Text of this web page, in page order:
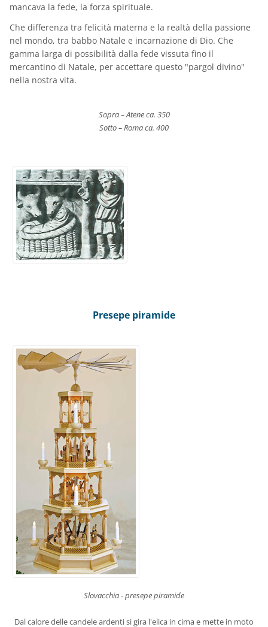
mancava la fede, la forza spirituale.
Che differenza tra felicità materna e la realtà della passione
nel mondo, tra babbo Natale e incarnazione di Dio. Che
gamma larga di possibilità dalla fede vissuta fino il
mercantino di Natale, per accettare questo "pargol divino"
nella nostra vita.
Sopra – Atene ca. 350
Sotto – Roma ca. 400
Presepe piramide
Slovacchia - presepe piramide
Dal calore delle candele ardenti si gira l'elica in cima e mette in moto